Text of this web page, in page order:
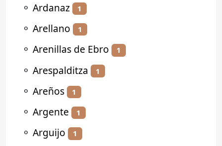
⚬ Ardanaz 1
⚬ Arellano 1
⚬ Arenillas de Ebro 1
⚬ Arespalditza 1
⚬ Areños 1
⚬ Argente 1
⚬ Arguijo 1